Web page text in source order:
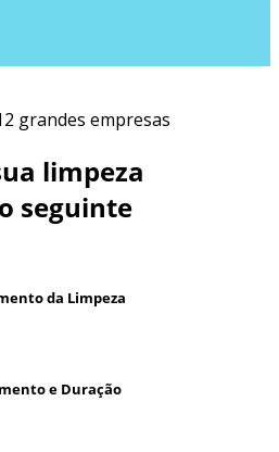
grandes empresas
limpeza
seguinte
da Limpeza
e Duração